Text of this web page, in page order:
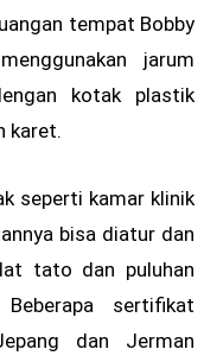
tempat Bobby
jarum
kotak plastik
karet.
seperti kamar klinik
bisa diatur dan
tato dan puluhan
sertifikat
dan Jerman